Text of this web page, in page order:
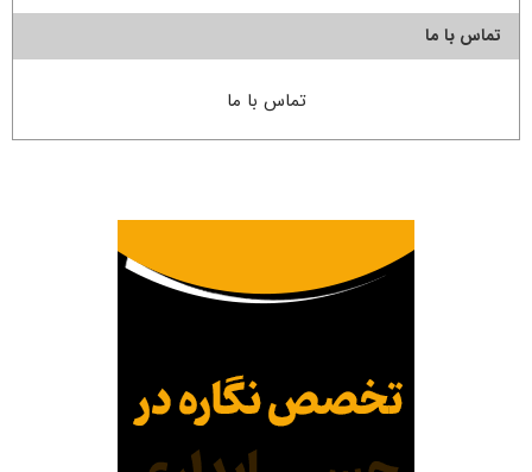
تماس با ما
تماس با ما